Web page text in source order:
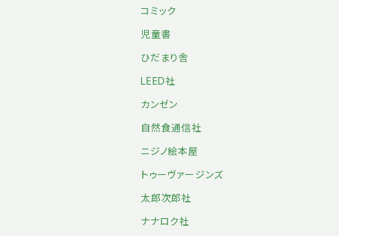
コミック
児童書
ひだまり舎
LEED社
カンゼン
自然食通信社
ニジノ絵本屋
トゥーヴァージンズ
太郎次郎社
ナナロク社